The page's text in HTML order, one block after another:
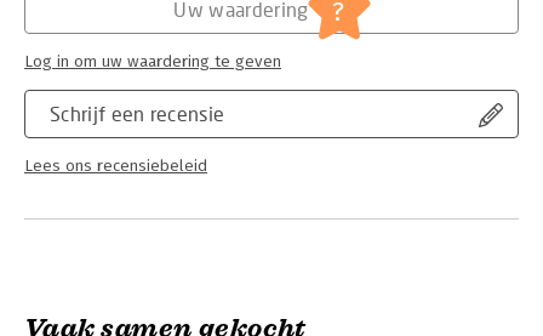
Schrijf een recensie
Lees ons recensiebeleid
Uw waardering ?
Log in om uw waardering te geven
Vaak samen gekocht